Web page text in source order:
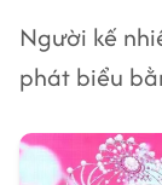
Người kế
phát biểu